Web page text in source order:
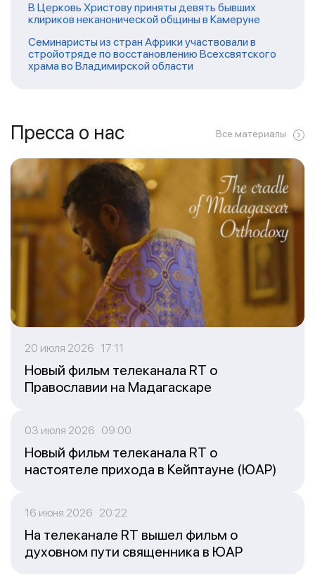
В Церковь Христову приняты девять бывших
клириков неканонической общины в Камеруне
Семинаристы из стран Африки участвовали в
стройотряде по восстановлению Всехсвятского
храма во Владимирской области
Пресса о нас Все материалы
20 июля 2026 17:11
Новый фильм телеканала RT о
Православии на Мадагаскаре
03 июля 2026 09:00
Новый фильм телеканала RT о
настоятеле прихода в Кейптауне (ЮАР)
16 июня 2026 20:22
На телеканале RT вышел фильм о
духовном пути священника в ЮАР